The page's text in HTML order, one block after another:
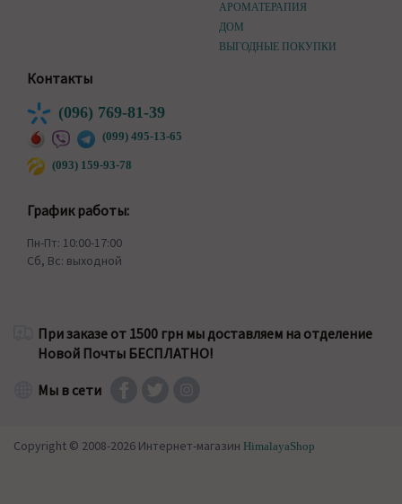
АРОМАТЕРАПИЯ
ДОМ
ВЫГОДНЫЕ ПОКУПКИ
Контакты
(096) 769-81-39
(099) 495-13-65
(093) 159-93-78
График работы:
Пн-Пт: 10:00-17:00
Сб, Вс: выходной
При заказе от 1500 грн мы доставляем на отделение
Новой Почты БЕСПЛАТНО!
Мы в сети
Copyright © 2008-2026 Интернет-магазин HimalayaShop